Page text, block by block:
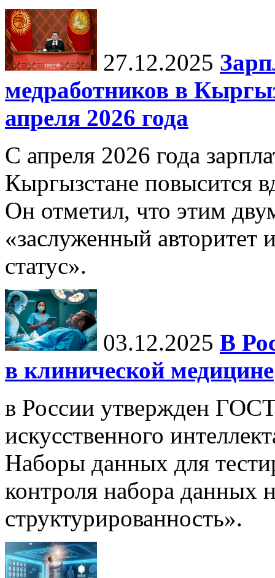
27.12.2025
медработников в
апреля 2026 года
С апреля 2026 года
Кыргызстане повысится
Он отметил, что этим
«заслуженный
статус».
03.12.2025 В
в клинической медицине
в России утвержден
искусственного
Наборы данных для
контроля набора данных
структурированность».